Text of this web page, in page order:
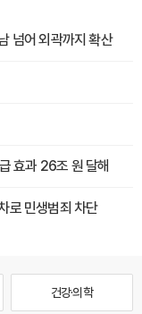
넘어 외곽까지 확산
효과 26조 원 달해
로 민생범죄 차단
건강·의학